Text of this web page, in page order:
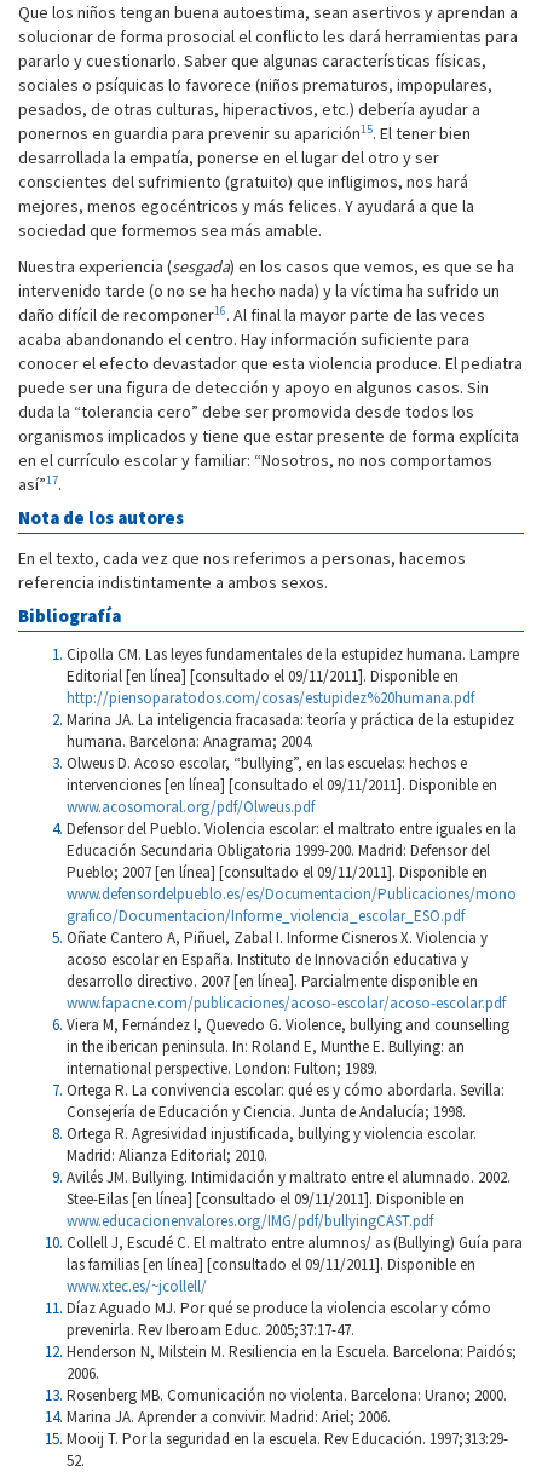
Que los niños tengan buena autoestima, sean asertivos y aprendan a
solucionar de forma prosocial el conflicto les dará herramientas para
pararlo y cuestionarlo. Saber que algunas características físicas,
sociales o psíquicas lo favorece (niños prematuros, impopulares,
pesados, de otras culturas, hiperactivos, etc.) debería ayudar a
ponernos en guardia para prevenir su aparición15. El tener bien
desarrollada la empatía, ponerse en el lugar del otro y ser
conscientes del sufrimiento (gratuito) que infligimos, nos hará
mejores, menos egocéntricos y más felices. Y ayudará a que la
sociedad que formemos sea más amable.
Nuestra experiencia (sesgada) en los casos que vemos, es que se ha
intervenido tarde (o no se ha hecho nada) y la víctima ha sufrido un
daño difícil de recomponer16. Al final la mayor parte de las veces
acaba abandonando el centro. Hay información suficiente para
conocer el efecto devastador que esta violencia produce. El pediatra
puede ser una figura de detección y apoyo en algunos casos. Sin
duda la “tolerancia cero” debe ser promovida desde todos los
organismos implicados y tiene que estar presente de forma explícita
en el currículo escolar y familiar: “Nosotros, no nos comportamos
así”17.
Nota de los autores
En el texto, cada vez que nos referimos a personas, hacemos
referencia indistintamente a ambos sexos.
Bibliografía
Cipolla CM. Las leyes fundamentales de la estupidez humana. Lampre
Editorial [en línea] [consultado el 09/11/2011]. Disponible en
http://piensoparatodos.com/cosas/estupidez%20humana.pdf
Marina JA. La inteligencia fracasada: teoría y práctica de la estupidez
humana. Barcelona: Anagrama; 2004.
Olweus D. Acoso escolar, “bullying”, en las escuelas: hechos e
intervenciones [en línea] [consultado el 09/11/2011]. Disponible en
www.acosomoral.org/pdf/Olweus.pdf
Defensor del Pueblo. Violencia escolar: el maltrato entre iguales en la
Educación Secundaria Obligatoria 1999-200. Madrid: Defensor del
Pueblo; 2007 [en línea] [consultado el 09/11/2011]. Disponible en
www.defensordelpueblo.es/es/Documentacion/Publicaciones/mono
grafico/Documentacion/Informe_violencia_escolar_ESO.pdf
Oñate Cantero A, Piñuel, Zabal I. Informe Cisneros X. Violencia y
acoso escolar en España. Instituto de Innovación educativa y
desarrollo directivo. 2007 [en línea]. Parcialmente disponible en
www.fapacne.com/publicaciones/acoso-escolar/acoso-escolar.pdf
Viera M, Fernández I, Quevedo G. Violence, bullying and counselling
in the iberican peninsula. In: Roland E, Munthe E. Bullying: an
international perspective. London: Fulton; 1989.
Ortega R. La convivencia escolar: qué es y cómo abordarla. Sevilla:
Consejería de Educación y Ciencia. Junta de Andalucía; 1998.
Ortega R. Agresividad injustificada, bullying y violencia escolar.
Madrid: Alianza Editorial; 2010.
Avilés JM. Bullying. Intimidación y maltrato entre el alumnado. 2002.
Stee-Eilas [en línea] [consultado el 09/11/2011]. Disponible en
www.educacionenvalores.org/IMG/pdf/bullyingCAST.pdf
Collell J, Escudé C. El maltrato entre alumnos/ as (Bullying) Guía para
las familias [en línea] [consultado el 09/11/2011]. Disponible en
www.xtec.es/~jcollell/
Díaz Aguado MJ. Por qué se produce la violencia escolar y cómo
prevenirla. Rev Iberoam Educ. 2005;37:17-47.
Henderson N, Milstein M. Resiliencia en la Escuela. Barcelona: Paidós;
2006.
Rosenberg MB. Comunicación no violenta. Barcelona: Urano; 2000.
Marina JA. Aprender a convivir. Madrid: Ariel; 2006.
Mooij T. Por la seguridad en la escuela. Rev Educación. 1997;313:29-
52.